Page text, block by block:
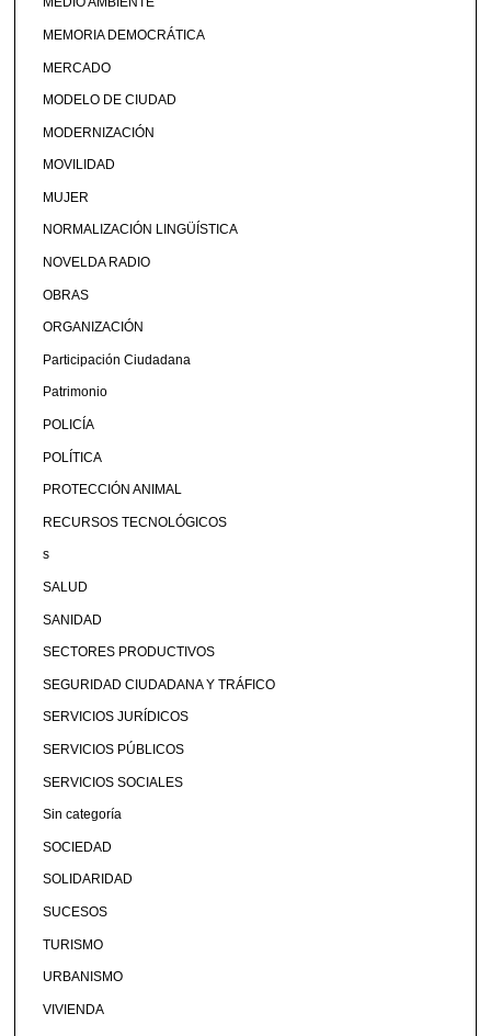
MEMORIA DEMOCRÁTICA
MERCADO
MODELO DE CIUDAD
MODERNIZACIÓN
MOVILIDAD
MUJER
NORMALIZACIÓN LINGÜÍSTICA
NOVELDA RADIO
OBRAS
ORGANIZACIÓN
Participación Ciudadana
Patrimonio
POLICÍA
POLÍTICA
PROTECCIÓN ANIMAL
RECURSOS TECNOLÓGICOS
s
SALUD
SANIDAD
SECTORES PRODUCTIVOS
SEGURIDAD CIUDADANA Y TRÁFICO
SERVICIOS JURÍDICOS
SERVICIOS PÚBLICOS
SERVICIOS SOCIALES
Sin categoría
SOCIEDAD
SOLIDARIDAD
SUCESOS
TURISMO
URBANISMO
VIVIENDA